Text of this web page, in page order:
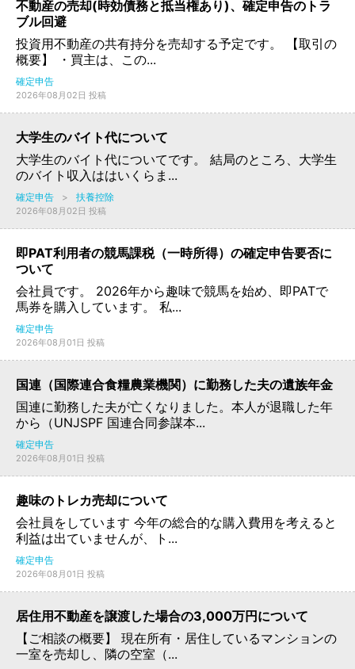
不動産の売却(時効債務と抵当権あり)、確定申告のトラ
ブル回避
投資用不動産の共有持分を売却する予定です。 【取引の
概要】 ・買主は、この...
確定申告
2026年08月02日 投稿
大学生のバイト代について
大学生のバイト代についてです。 結局のところ、大学生
のバイト収入ははいくらま...
確定申告 > 扶養控除
2026年08月02日 投稿
即PAT利用者の競馬課税（一時所得）の確定申告要否に
ついて
会社員です。 2026年から趣味で競馬を始め、即PATで
馬券を購入しています。 私...
確定申告
2026年08月01日 投稿
国連（国際連合食糧農業機関）に勤務した夫の遺族年金
国連に勤務した夫が亡くなりました。本人が退職した年
から（UNJSPF 国連合同参謀本...
確定申告
2026年08月01日 投稿
趣味のトレカ売却について
会社員をしています 今年の総合的な購入費用を考えると
利益は出ていませんが、ト...
確定申告
2026年08月01日 投稿
居住用不動産を譲渡した場合の3,000万円について
【ご相談の概要】 現在所有・居住しているマンションの
一室を売却し、隣の空室（...